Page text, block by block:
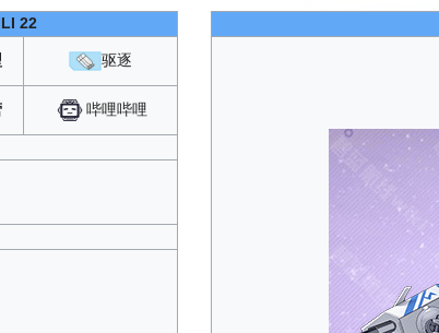
22
驱逐
哔哩哔哩